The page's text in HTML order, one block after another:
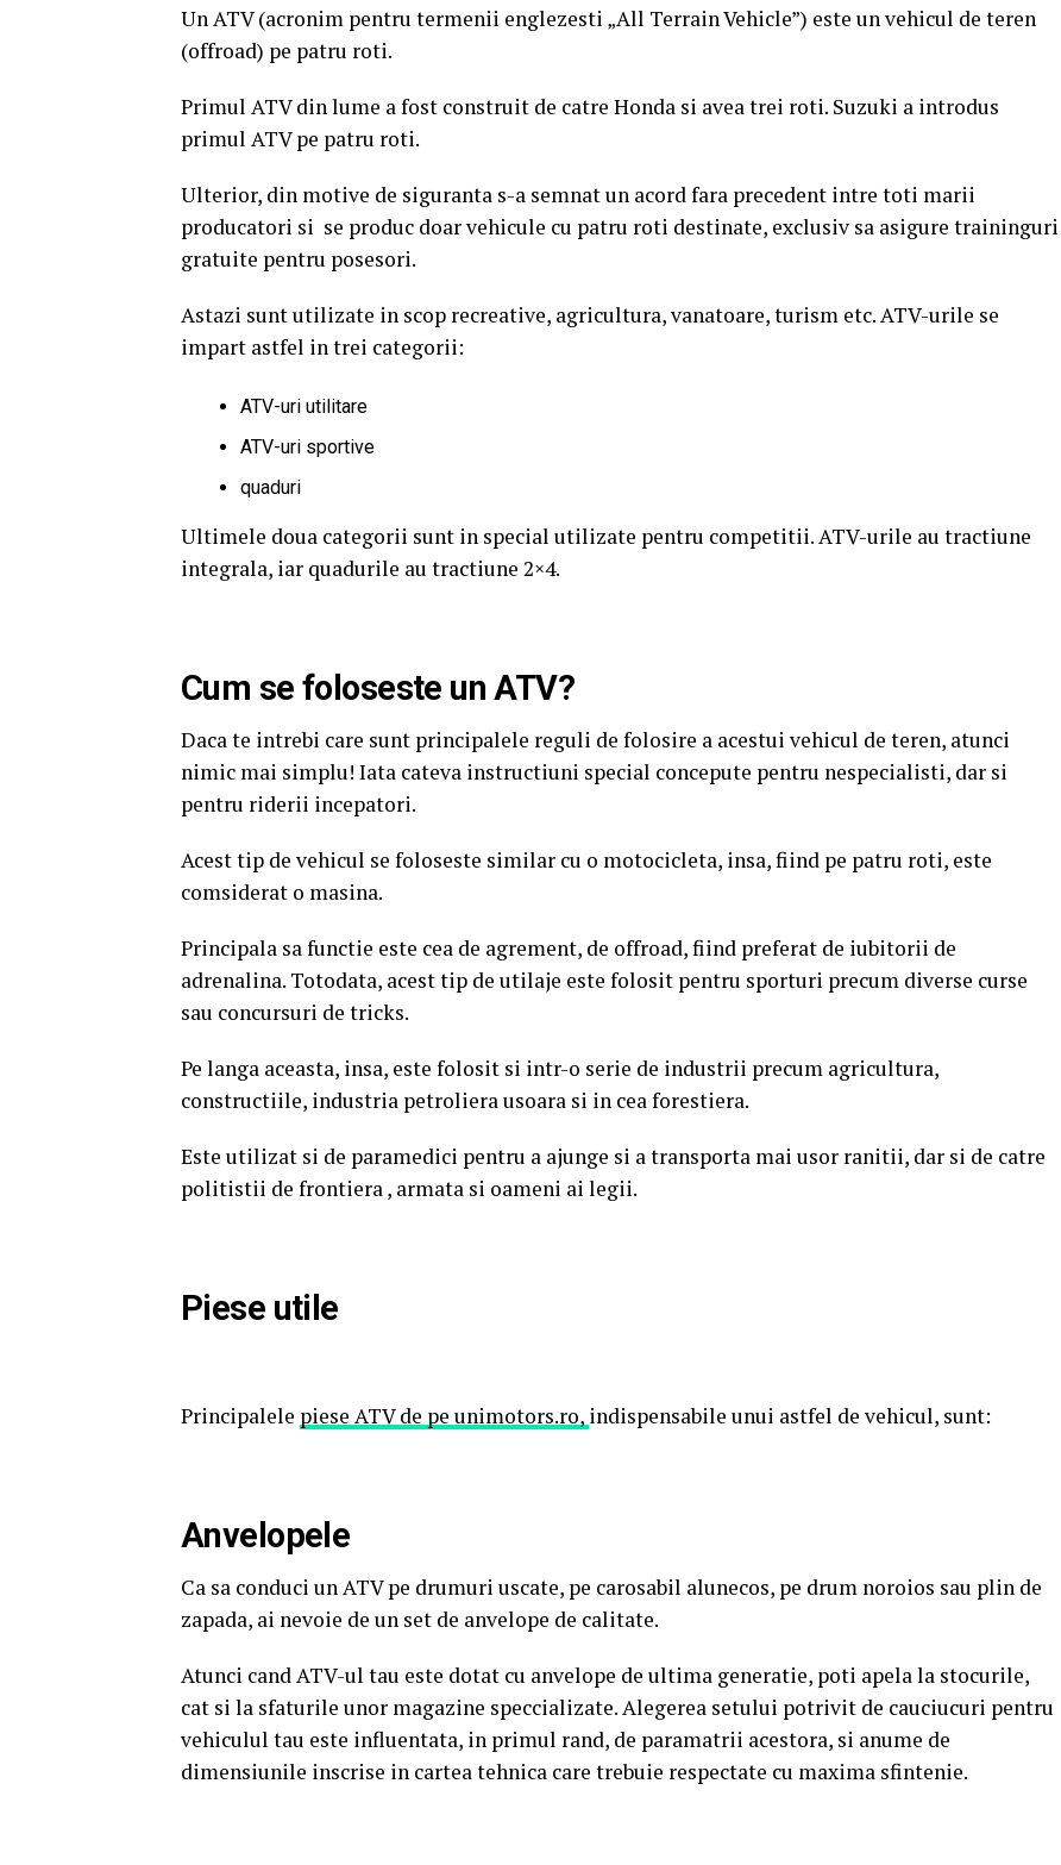
Un ATV (acronim pentru termenii englezesti „All Terrain Vehicle”) este un vehicul de teren
(offroad) pe patru roti.
Primul ATV din lume a fost construit de catre Honda si avea trei roti. Suzuki a introdus
primul ATV pe patru roti.
Ulterior, din motive de siguranta s-a semnat un acord fara precedent intre toti marii
producatori si se produc doar vehicule cu patru roti destinate, exclusiv sa asigure traininguri
gratuite pentru posesori.
Astazi sunt utilizate in scop recreative, agricultura, vanatoare, turism etc. ATV-urile se
impart astfel in trei categorii:
ATV-uri utilitare
ATV-uri sportive
quaduri
Ultimele doua categorii sunt in special utilizate pentru competitii. ATV-urile au tractiune
integrala, iar quadurile au tractiune 2×4.
Cum se foloseste un ATV?
Daca te intrebi care sunt principalele reguli de folosire a acestui vehicul de teren, atunci
nimic mai simplu! Iata cateva instructiuni special concepute pentru nespecialisti, dar si
pentru riderii incepatori.
Acest tip de vehicul se foloseste similar cu o motocicleta, insa, fiind pe patru roti, este
comsiderat o masina.
Principala sa functie este cea de agrement, de offroad, fiind preferat de iubitorii de
adrenalina. Totodata, acest tip de utilaje este folosit pentru sporturi precum diverse curse
sau concursuri de tricks.
Pe langa aceasta, insa, este folosit si intr-o serie de industrii precum agricultura,
constructiile, industria petroliera usoara si in cea forestiera.
Este utilizat si de paramedici pentru a ajunge si a transporta mai usor ranitii, dar si de catre
politistii de frontiera , armata si oameni ai legii.
Piese utile
Principalele piese ATV de pe unimotors.ro, indispensabile unui astfel de vehicul, sunt:
Anvelopele
Ca sa conduci un ATV pe drumuri uscate, pe carosabil alunecos, pe drum noroios sau plin de
zapada, ai nevoie de un set de anvelope de calitate.
Atunci cand ATV-ul tau este dotat cu anvelope de ultima generatie, poti apela la stocurile,
cat si la sfaturile unor magazine speccializate. Alegerea setului potrivit de cauciucuri pentru
vehiculul tau este influentata, in primul rand, de paramatrii acestora, si anume de
dimensiunile inscrise in cartea tehnica care trebuie respectate cu maxima sfintenie.